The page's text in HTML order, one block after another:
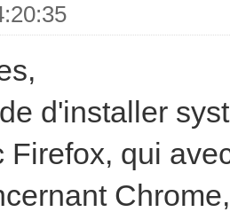
d'installer
Firefox, qui